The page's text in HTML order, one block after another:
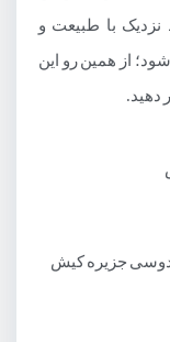
با طبیعت و
از همین رو این
دهید.
جزیره کیش